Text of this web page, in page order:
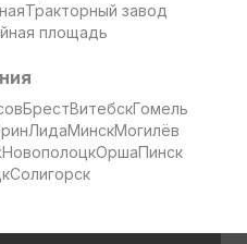
Тракторный завод
площадь
БрестВитебскГомель
ЛидаМинскМогилёв
НовополоцкОршаПинск
Солигорск